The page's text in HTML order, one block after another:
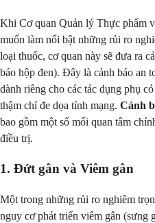
Khi Cơ quan Quản lý Thực phẩm
muốn làm nổi bật những rủi ro
loại thuốc, cơ quan này sẽ đưa ra
báo hộp đen). Đây là cảnh báo an
dành riêng cho các tác dụng phụ
thậm chí đe dọa tính mạng. Cảnh
bao gồm một số mối quan tâm
điều trị.
1. Đứt gân và Viêm gân
Một trong những rủi ro nghiêm
nguy cơ phát triển viêm gân (sưng